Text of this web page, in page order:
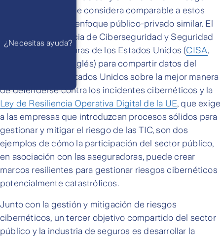
cibernético ahora se considera comparable a estos
riesgos y exige un enfoque público-privado similar. El
trabajo de la Agencia de Ciberseguridad y Seguridad
de las Infraestructuras de los Estados Unidos (CISA,
por sus siglas en inglés) para compartir datos del
gobierno de los Estados Unidos sobre la mejor manera
de defenderse contra los incidentes cibernéticos y la
Ley de Resiliencia Operativa Digital de la UE, que exige
a las empresas que introduzcan procesos sólidos para
gestionar y mitigar el riesgo de las TIC, son dos
ejemplos de cómo la participación del sector público,
en asociación con las aseguradoras, puede crear
marcos resilientes para gestionar riesgos cibernéticos
potencialmente catastróficos.
Junto con la gestión y mitigación de riesgos
cibernéticos, un tercer objetivo compartido del sector
público y la industria de seguros es desarrollar la
¿Necesitas ayuda?
WhatsApp
Atención 24